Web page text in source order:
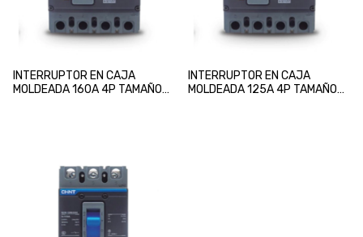
INTERRUPTOR EN CAJA
MOLDEADA 160A 4P TAMAÑO
INTERRUPTOR EN CAJA
MOLDEADA 125A 4P TAMAÑO